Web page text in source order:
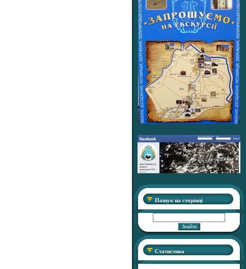
Пошук на сторінці
Статистика